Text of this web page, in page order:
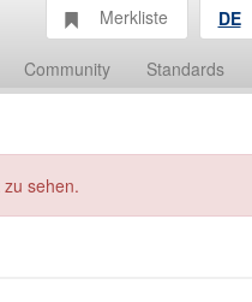
Community Standards
Merkliste DE
sehen.